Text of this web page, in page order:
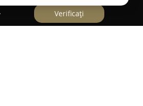
Verificați